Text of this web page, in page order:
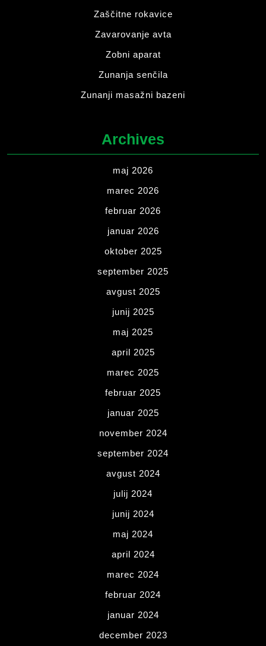
Zaščitne rokavice
Zavarovanje avta
Zobni aparat
Zunanja senčila
Zunanji masažni bazeni
Archives
maj 2026
marec 2026
februar 2026
januar 2026
oktober 2025
september 2025
avgust 2025
junij 2025
maj 2025
april 2025
marec 2025
februar 2025
januar 2025
november 2024
september 2024
avgust 2024
julij 2024
junij 2024
maj 2024
april 2024
marec 2024
februar 2024
januar 2024
december 2023